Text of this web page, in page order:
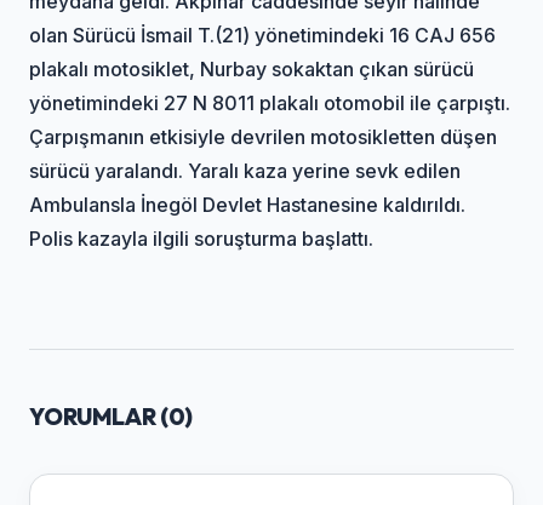
olan Sürücü İsmail T.(21) yönetimindeki 16 CAJ 656
plakalı motosiklet, Nurbay sokaktan çıkan sürücü
yönetimindeki 27 N 8011 plakalı otomobil ile çarpıştı.
Çarpışmanın etkisiyle devrilen motosikletten düşen
sürücü yaralandı. Yaralı kaza yerine sevk edilen
Ambulansla İnegöl Devlet Hastanesine kaldırıldı.
Polis kazayla ilgili soruşturma başlattı.
YORUMLAR (0)